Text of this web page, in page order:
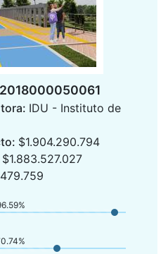
2018000050061
IDU - Instituto de
$1.904.290.794
$1.883.527.027